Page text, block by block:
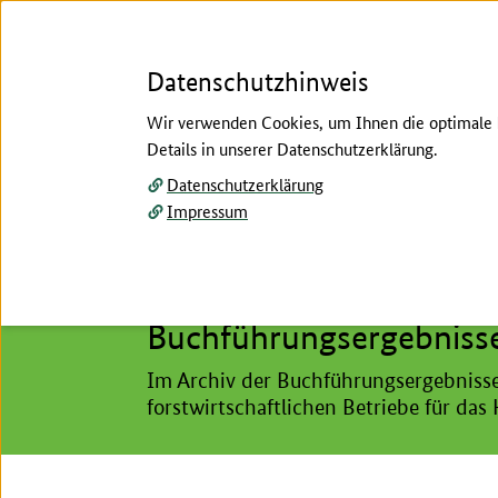
Menü
Im Archiv der
forstwirtschaftlichen Betriebe für das
Datenschutzhinweis
Wir verwenden Cookies, um Ihnen die
Details in unserer Datenschutzerklärung.
Datenschutzerklärung
Impressum